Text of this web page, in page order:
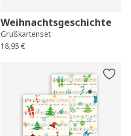
Weihnachtsgeschichte
Grußkartenset
18,95 €